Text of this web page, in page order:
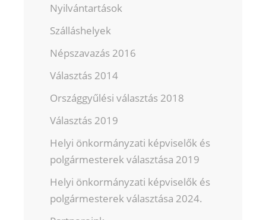
Nyilvántartások
Szálláshelyek
Népszavazás 2016
Választás 2014
Országgyűlési választás 2018
Választás 2019
Helyi önkormányzati képviselők és
polgármesterek választása 2019
Helyi önkormányzati képviselők és
polgármesterek választása 2024.